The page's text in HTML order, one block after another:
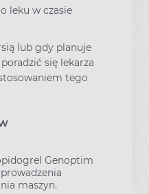
leku w czasie
lub gdy planuje
się lekarza
tego
Genoptim
maszyn.